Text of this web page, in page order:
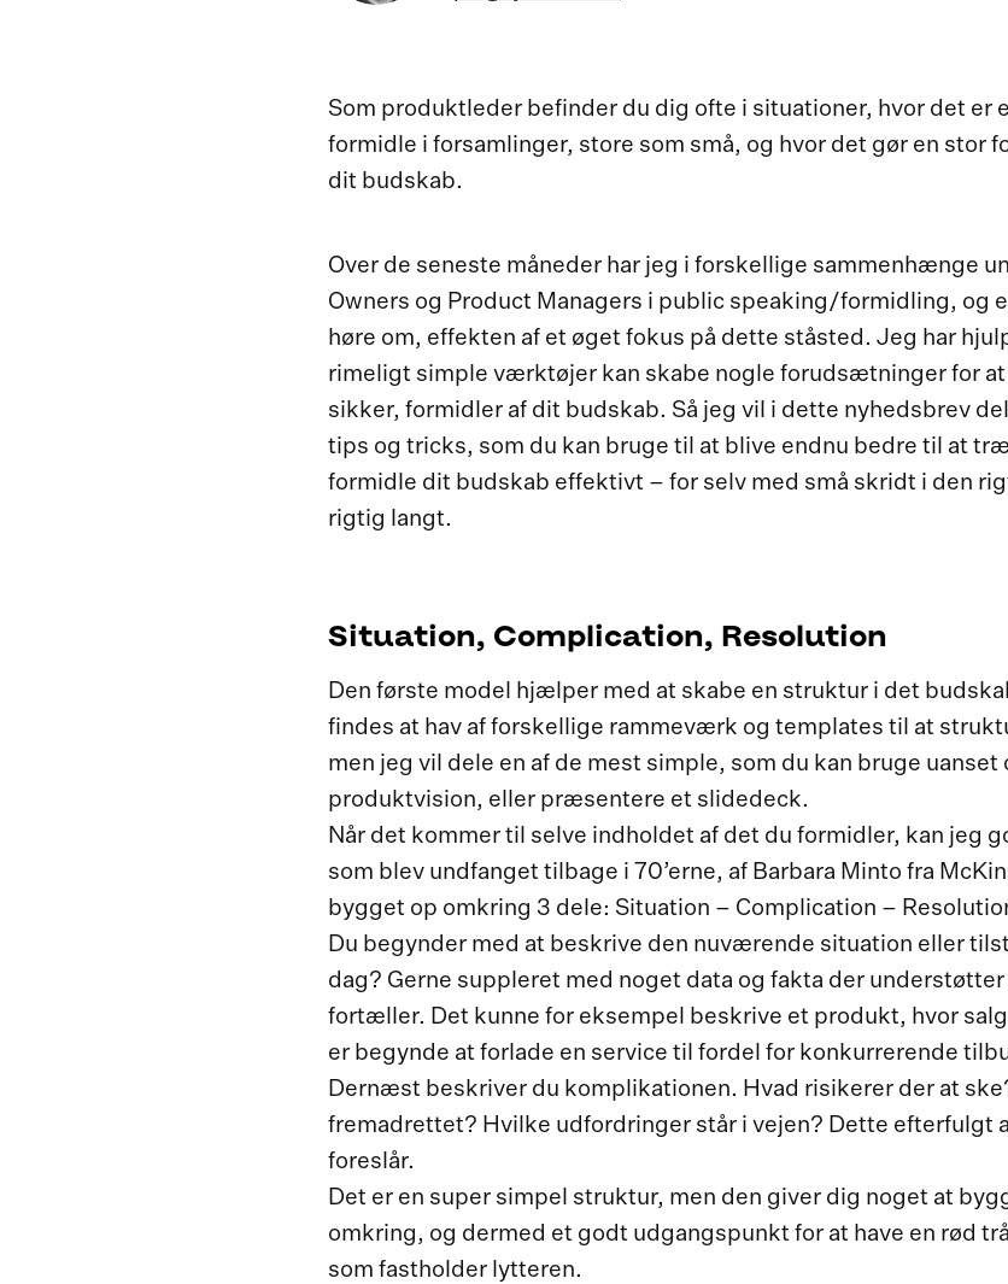
Som produktleder befinder du dig ofte i situationer, hvor det er
formidle i forsamlinger, store som små, og hvor det gør en stor
dit budskab.
Over de seneste måneder har jeg i forskellige sammenhænge
Owners og Product Managers i public speaking/formidling, og
høre om, effekten af et øget fokus på dette ståsted. Jeg har
rimeligt simple værktøjer kan skabe nogle forudsætninger for at
sikker, formidler af dit budskab. Så jeg vil i dette nyhedsbrev
tips og tricks, som du kan bruge til at blive endnu bedre til at
formidle dit budskab effektivt – for selv med små skridt i den
rigtig langt.
Situation, Complication, Resolution
Den første model hjælper med at skabe en struktur i det
findes at hav af forskellige rammeværk og templates til at
men jeg vil dele en af de mest simple, som du kan bruge uanset
produktvision, eller præsentere et slidedeck.
Når det kommer til selve indholdet af det du formidler, kan jeg
som blev undfanget tilbage i 70’erne, af Barbara Minto fra
bygget op omkring 3 dele: Situation – Complication –
Du begynder med at beskrive den nuværende situation eller
dag? Gerne suppleret med noget data og fakta der
fortæller. Det kunne for eksempel beskrive et produkt, hvor
er begynde at forlade en service til fordel for konkurrerende
Dernæst beskriver du komplikationen. Hvad risikerer der at
fremadrettet? Hvilke udfordringer står i vejen? Dette efterfulgt
foreslår.
Det er en super simpel struktur, men den giver dig noget at
omkring, og dermed et godt udgangspunkt for at have en rød
som fastholder lytteren.